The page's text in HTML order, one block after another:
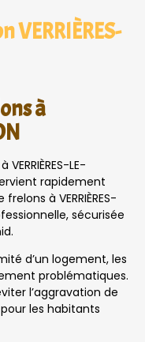
VERRIÈRES-
à
LE-
rapidement
à VERRIÈRES-
sécurisée
d’un logement, les
problématiques.
l’aggravation de
les habitants